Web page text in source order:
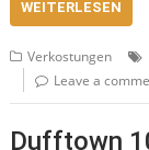
WEITERLESEN
Verkostungen
Leave a
Dufftown